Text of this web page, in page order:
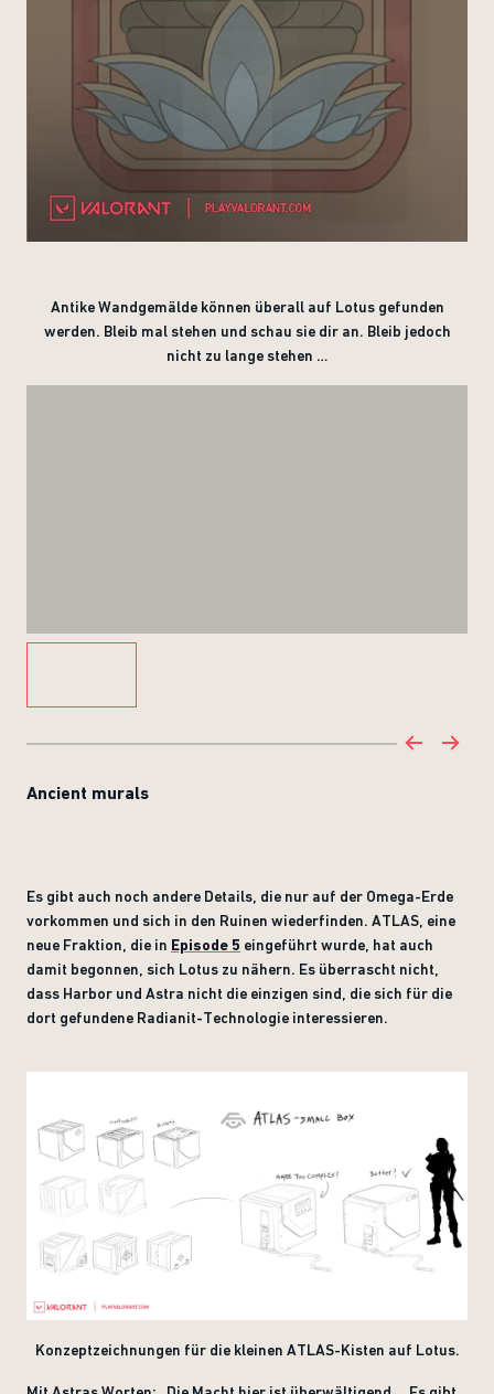
Antike Wandgemälde können überall auf Lotus gefunden
werden. Bleib mal stehen und schau sie dir an. Bleib jedoch
nicht zu lange stehen …
Ancient murals
Es gibt auch noch andere Details, die nur auf der Omega-Erde
vorkommen und sich in den Ruinen wiederfinden. ATLAS, eine
neue Fraktion, die in Episode 5 eingeführt wurde, hat auch
damit begonnen, sich Lotus zu nähern. Es überrascht nicht,
dass Harbor und Astra nicht die einzigen sind, die sich für die
dort gefundene Radianit-Technologie interessieren.
Konzeptzeichnungen für die kleinen ATLAS-Kisten auf Lotus.